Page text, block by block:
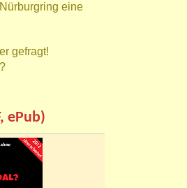
eine
gefragt!
ePub)